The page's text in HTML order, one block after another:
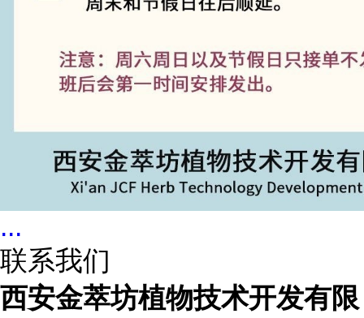
...
联系我们
西安金萃坊植物技术开发有限